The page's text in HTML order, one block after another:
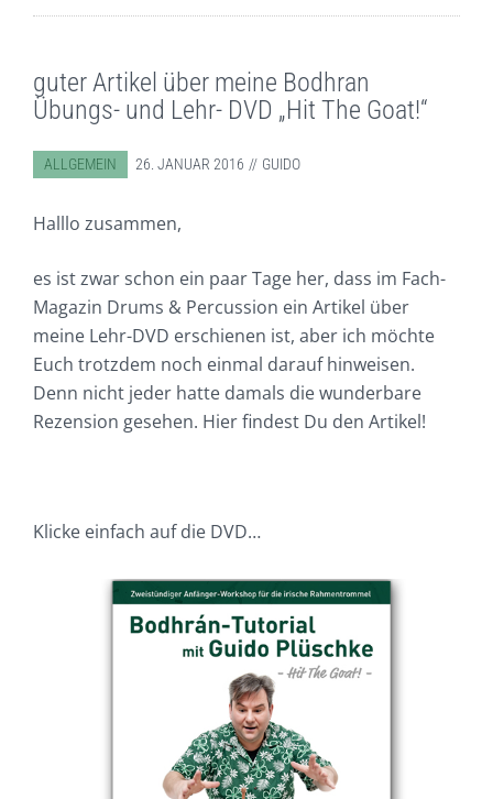
guter Artikel über meine Bodhran
Übungs- und Lehr- DVD „Hit The Goat!“
ABGELEGT IN:
ALLGEMEIN 26. JANUAR 2016 GUIDO
Halllo zusammen,
es ist zwar schon ein paar Tage her, dass im Fach-
Magazin Drums & Percussion ein Artikel über
meine Lehr-DVD erschienen ist, aber ich möchte
Euch trotzdem noch einmal darauf hinweisen.
Denn nicht jeder hatte damals die wunderbare
Rezension gesehen. Hier findest Du den Artikel!
Klicke einfach auf die DVD…